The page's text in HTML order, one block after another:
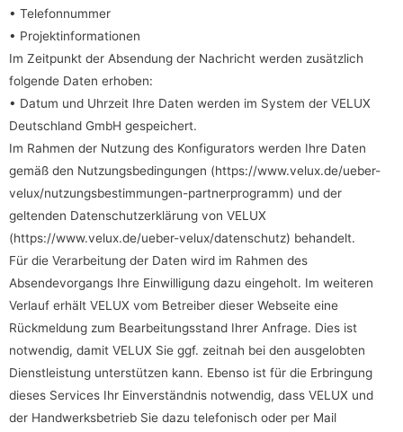
• Telefonnummer
• Projektinformationen
Im Zeitpunkt der Absendung der Nachricht werden zusätzlich
folgende Daten erhoben:
• Datum und Uhrzeit Ihre Daten werden im System der VELUX
Deutschland GmbH gespeichert.
Im Rahmen der Nutzung des Konfigurators werden Ihre Daten
gemäß den Nutzungsbedingungen (https://www.velux.de/ueber-
velux/nutzungsbestimmungen-partnerprogramm) und der
geltenden Datenschutzerklärung von VELUX
(https://www.velux.de/ueber-velux/datenschutz) behandelt.
Für die Verarbeitung der Daten wird im Rahmen des
Absendevorgangs Ihre Einwilligung dazu eingeholt. Im weiteren
Verlauf erhält VELUX vom Betreiber dieser Webseite eine
Rückmeldung zum Bearbeitungsstand Ihrer Anfrage. Dies ist
notwendig, damit VELUX Sie ggf. zeitnah bei den ausgelobten
Dienstleistung unterstützen kann. Ebenso ist für die Erbringung
dieses Services Ihr Einverständnis notwendig, dass VELUX und
der Handwerksbetrieb Sie dazu telefonisch oder per Mail